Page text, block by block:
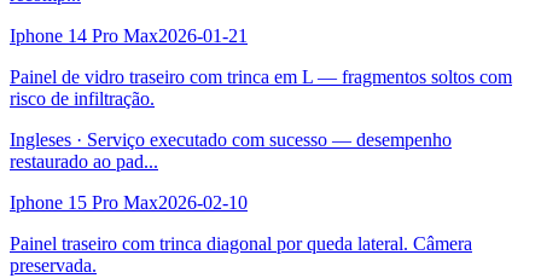
Iphone 14 Pro Max2026-01-21
Painel de vidro traseiro com trinca em L — fragmentos soltos com
risco de infiltração.
Ingleses · Serviço executado com sucesso — desempenho
restaurado ao pad...
Iphone 15 Pro Max2026-02-10
Painel traseiro com trinca diagonal por queda lateral. Câmera
preservada.